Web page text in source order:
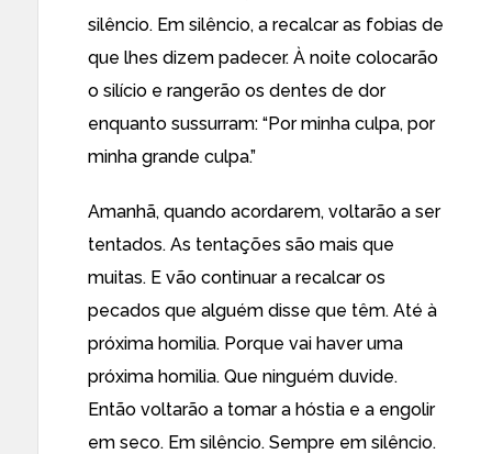
silêncio. Em silêncio, a recalcar as fobias de
que lhes dizem padecer. À noite colocarão
o silício e rangerão os dentes de dor
enquanto sussurram: “Por minha culpa, por
minha grande culpa.”
Amanhã, quando acordarem, voltarão a ser
tentados. As tentações são mais que
muitas. E vão continuar a recalcar os
pecados que alguém disse que têm. Até à
próxima homilia. Porque vai haver uma
próxima homilia. Que ninguém duvide.
Então voltarão a tomar a hóstia e a engolir
em seco. Em silêncio. Sempre em silêncio.